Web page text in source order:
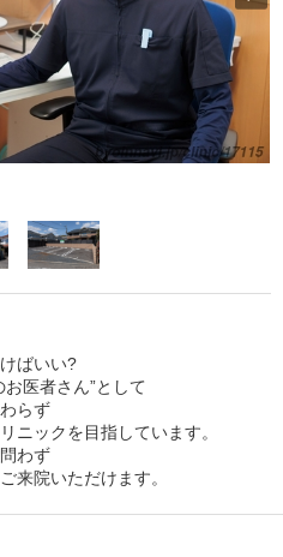
ばいい?
医者さん”として
らず
ニックを目指しています。
わず
来院いただけます。